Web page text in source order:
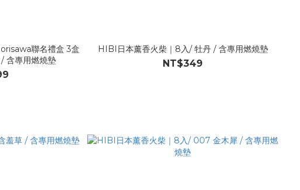
聯名禮盒 3盒
含專用燃燒墊
HIBI日本薰香火柴｜8入/ 牡丹 / 含專用燃燒墊
NT$349